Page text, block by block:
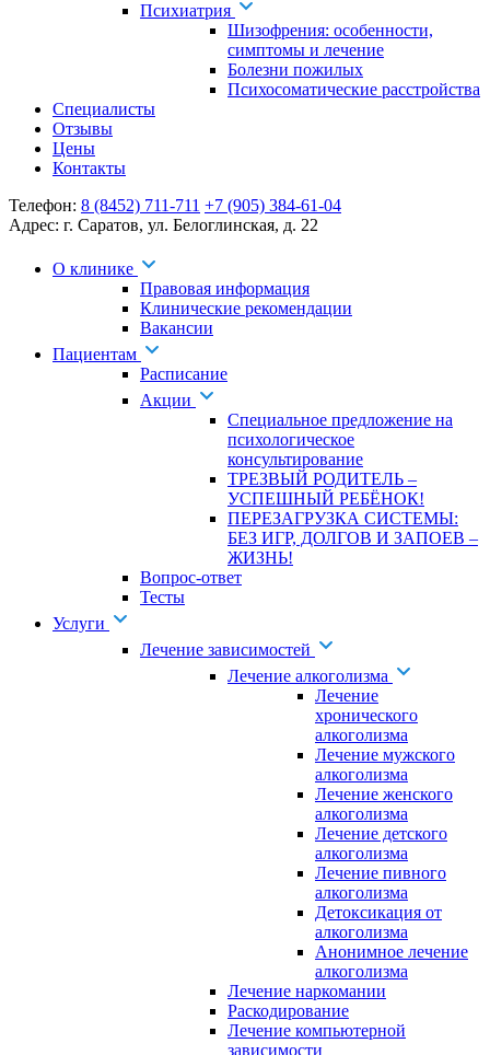
Психиатрия
Шизофрения: особенности,
симптомы и лечение
Болезни пожилых
Психосоматические расстройства
Специалисты
Отзывы
Цены
Контакты
Телефон: 8 (8452) 711-711 +7 (905) 384-61-04
Адрес: г. Саратов, ул. Белоглинская, д. 22
О клинике
Правовая информация
Клинические рекомендации
Вакансии
Пациентам
Расписание
Акции
Специальное предложение на
психологическое
консультирование
ТРЕЗВЫЙ РОДИТЕЛЬ –
УСПЕШНЫЙ РЕБЁНОК!
ПЕРЕЗАГРУЗКА СИСТЕМЫ:
БЕЗ ИГР, ДОЛГОВ И ЗАПОЕВ –
ЖИЗНЬ!
Вопрос-ответ
Тесты
Услуги
Лечение зависимостей
Лечение алкоголизма
Лечение
хронического
алкоголизма
Лечение мужского
алкоголизма
Лечение женского
алкоголизма
Лечение детского
алкоголизма
Лечение пивного
алкоголизма
Детоксикация от
алкоголизма
Анонимное лечение
алкоголизма
Лечение наркомании
Раскодирование
Лечение компьютерной
зависимости